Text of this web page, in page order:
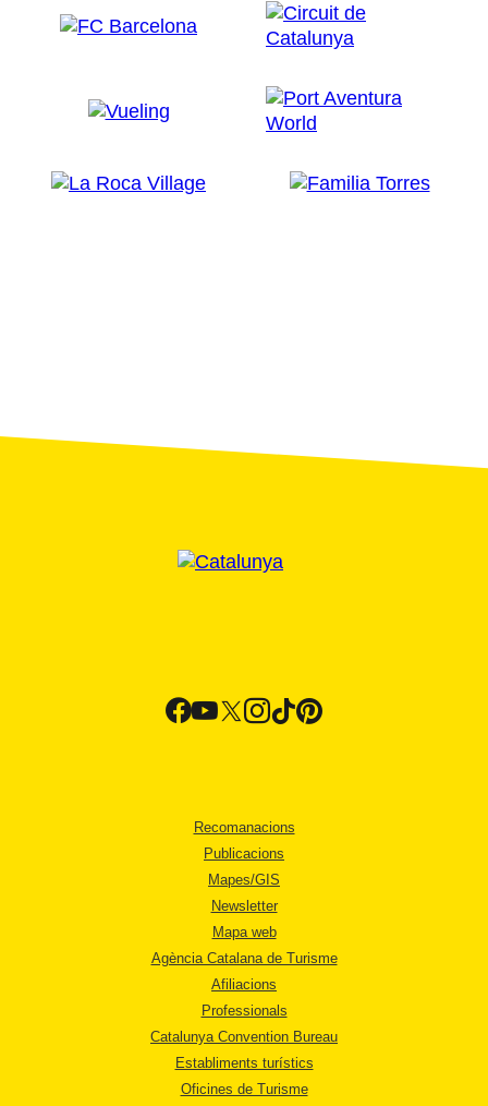
Recomanacions
Publicacions
Mapes/GIS
Newsletter
Mapa web
Agència Catalana de Turisme
Afiliacions
Professionals
Catalunya Convention Bureau
Establiments turístics
Oficines de Turisme